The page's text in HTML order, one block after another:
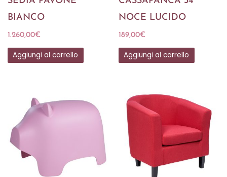
BIANCO
1.260,00€
Aggiungi al carrello
NOCE LUCIDO
189,00€
Aggiungi al carrello